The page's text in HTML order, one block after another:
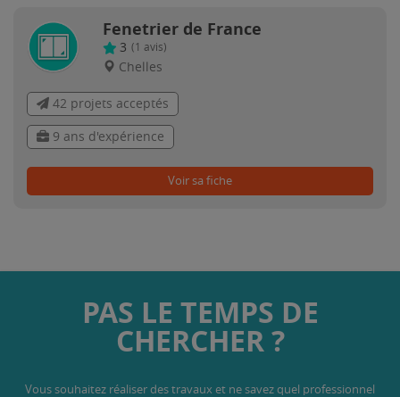
Fenetrier de France
3 (1 avis)
Chelles
42 projets acceptés
9 ans d'expérience
Voir sa fiche
PAS LE TEMPS DE
CHERCHER ?
Vous souhaitez réaliser des travaux et ne savez quel professionnel